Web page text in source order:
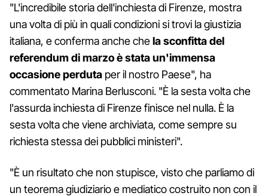
"L'incredibile storia dell'inchiesta di Firenze, mostra
una volta di più in quali condizioni si trovi la giustizia
italiana, e conferma anche chela sconfitta del
referendum di marzo è stata un'immensa
occasione perduta per il nostro Paese", ha
commentato Marina Berlusconi. "È la sesta volta che
l'assurda inchiesta di Firenze finisce nel nulla. È la
sesta volta che viene archiviata, come sempre su
richiesta stessa dei pubblici ministeri".
"È un risultato che non stupisce, visto che parliamo di
un teorema giudiziario e mediatico costruito non con il